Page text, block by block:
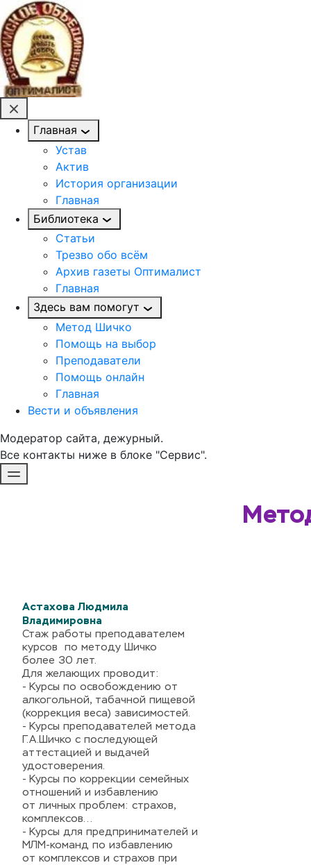
Главная
Устав
Актив
История организации
Главная
Библиотека
Статьи
Трезво обо всём
Архив газеты Оптималист
Главная
Здесь вам помогут
Метод Шичко
Помощь на выбор
Преподаватели
Помощь онлайн
Главная
Вести и объявления
Модератор сайта, дежурный.
Все контакты ниже в блоке "Сервис".
Астахова Людмила
Владимировна
Стаж работы преподавателем
курсов по методу Шичко
более 30 лет.
Для желающих проводит:
- Курсы по освобождению от
алкогольной, табачной пищевой
(коррекция веса) зависимостей.
- Курсы преподавателей метода
Г.А.Шичко с последующей
аттестацией и выдачей
удостоверения.
- Курсы по коррекции семейных
отношений и избавлению
от личных проблем: страхов,
комплексов...
- Курсы для предпринимателей и
МЛМ-команд по избавлению
от комплексов и страхов при